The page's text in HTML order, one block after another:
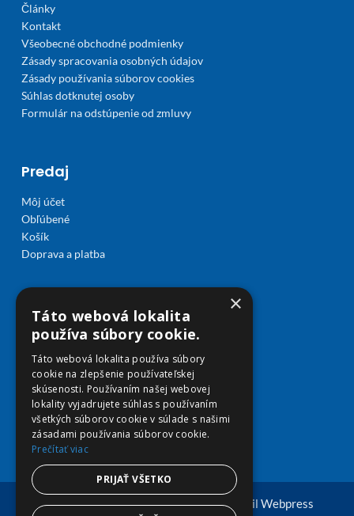
Články
Kontakt
Všeobecné obchodné podmienky
Zásady spracovania osobných údajov
Zásady používania súborov cookies
Súhlas dotknutej osoby
Formulár na odstúpenie od zmluvy
Predaj
Môj účet
Obľúbené
Košík
Doprava a platba
© Copyright 2026 viplekaren.sk | Vytvoril Webpress
×
Táto webová lokalita
používa súbory cookie.
Táto webová lokalita používa súbory
cookie na zlepšenie používateľskej
skúsenosti. Používaním našej webovej
lokality vyjadrujete súhlas s používaním
všetkých súborov cookie v súlade s našimi
zásadami používania súborov cookie.
Prečítať viac
PRIJAŤ VŠETKO